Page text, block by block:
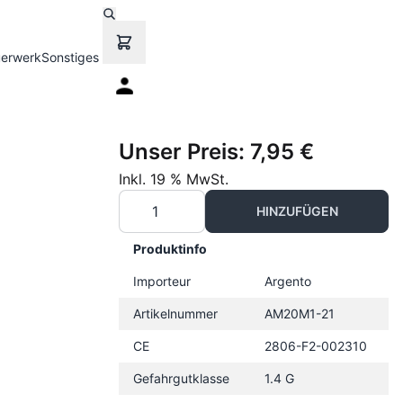
Sonstiges
Unser Preis: 7,95 €
Inkl. 19 % MwSt.
HINZUFÜGEN
Produktinfo
Importeur Argento
Artikelnummer AM20M1-21
CE 2806-F2-002310
Gefahrgutklasse 1.4 G